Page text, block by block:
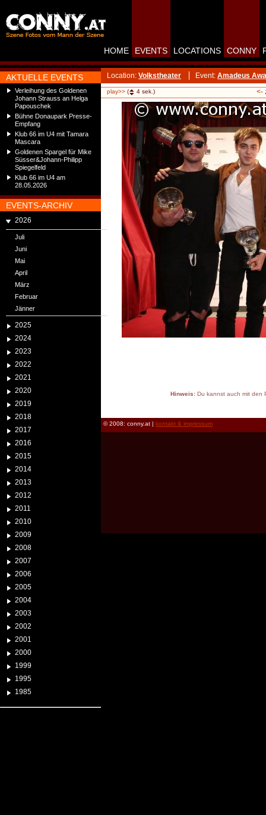
AKTUELLE EVENTS
Verleihung des Goldenen
Johann Strauss an Helga
Papouschek
Bühne Donaupark Presse-
Empfang
Klub 66 im U4 mit Tamara
Mascara
Goldenen Spargel für Mike
Süsser&Johann-Philipp
Spiegelfeld
Klub 66 im U4 am
28.05.2026
EVENTS-ARCHIV
2026
Juli
Juni
Mai
April
März
Februar
Jänner
2025
2024
2023
2022
2021
2020
2019
2018
2017
2016
2015
2014
2013
2012
2011
2010
2009
2008
2007
2006
2005
2004
2003
2002
2001
2000
1999
1995
1985
HOME EVENTS LOCATIONS CONNY
Location: Volkstheater Event: Amadeus
play>> ( 4 sek.) <-
Hinweis:Du kannst auch mit den
© 2008: conny.at | kontakt & impressum